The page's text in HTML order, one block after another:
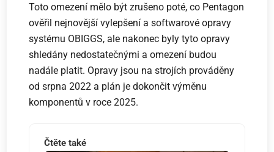
Toto omezení mělo být zrušeno poté, co Pentagon
ověřil nejnovější vylepšení a softwarové opravy
systému OBIGGS, ale nakonec byly tyto opravy
shledány nedostatečnými a omezení budou
nadále platit. Opravy jsou na strojích prováděny
od srpna 2022 a plán je dokončit výměnu
komponentů v roce 2025.
Čtěte také